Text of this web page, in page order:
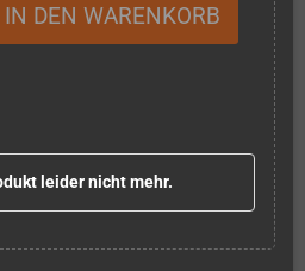
IN DEN WARENKORB
leider nicht mehr.